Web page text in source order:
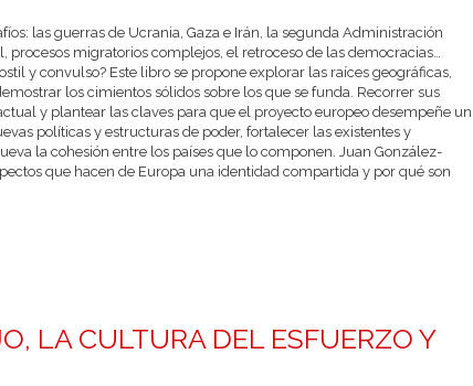
las guerras de Ucrania, Gaza e Irán, la segunda Administración
migratorios complejos, el retroceso de las democracias…
y convulso? Este libro se propone explorar las raíces geográficas,
los cimientos sólidos sobre los que se funda. Recorrer sus
y plantear las claves para que el proyecto europeo desempeñe un
políticas y estructuras de poder, fortalecer las existentes y
la cohesión entre los países que lo componen. Juan González-
que hacen de Europa una identidad compartida y por qué son
LA CULTURA DEL ESFUERZO Y